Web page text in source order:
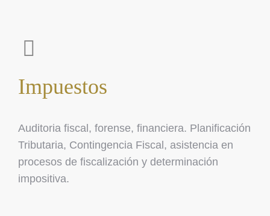
Impuestos
Auditoria fiscal, forense, financiera. Planificación
Tributaria, Contingencia Fiscal, asistencia en
procesos de fiscalización y determinación
impositiva.